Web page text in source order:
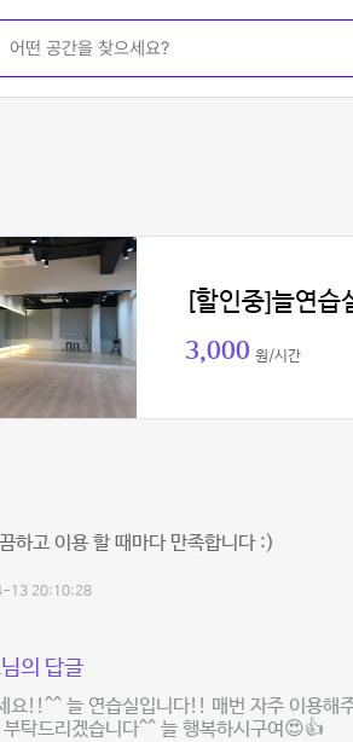
[할인중]늘연습
3,000 원/시간
하고 이용 할 때마다 만족합니다 :)
13 20:10:28
의 답글
요!!^^ 늘 연습실입니다!! 매번 자주 이용해
탁드리겠습니다^^ 늘 행복하시구여😍👍